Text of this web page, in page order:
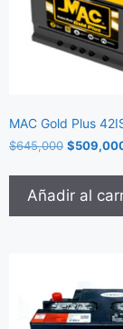
MAC Gold Plus
$645,000 $
Añadir al